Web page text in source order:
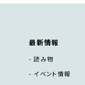
最新情報
読み物
イベント情報